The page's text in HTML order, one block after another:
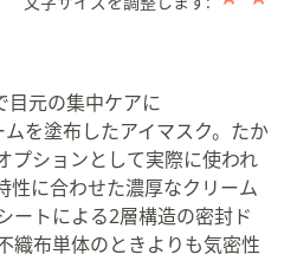
目元の集中ケアに
を塗布したアイマスク。たか
プションとして実際に使われ
性に合わせた濃厚なクリーム
ートによる2層構造の密封ド
織布単体のときよりも気密性